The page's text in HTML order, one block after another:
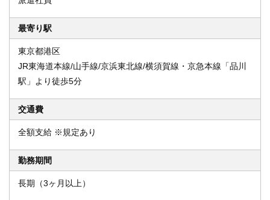
最寄り駅
東京都港区
JR東海道本線/山手線/京浜東北線/横須賀線・京急本線「品川
駅」より徒歩5分
交通費
全額支給 ※規定あり
勤務期間
長期（3ヶ月以上）